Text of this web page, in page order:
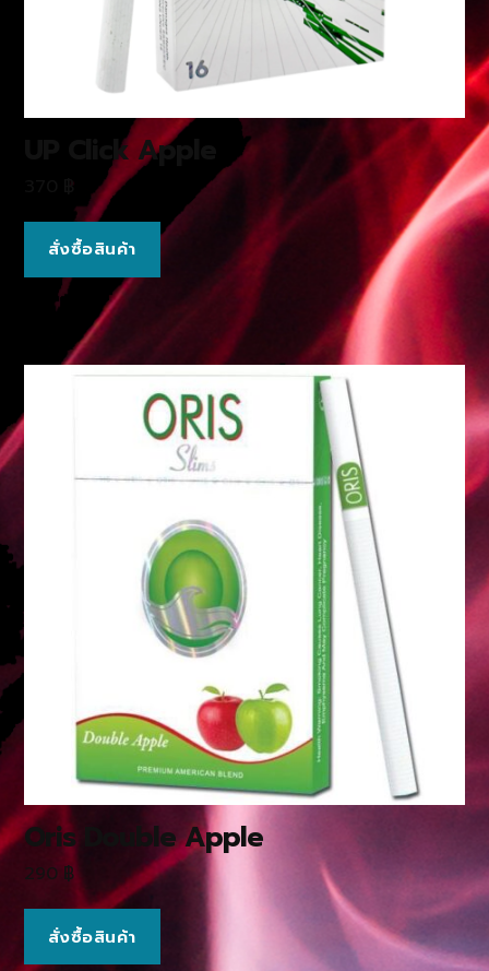
UP Click Apple
฿
สั่งซื้อสินค้า
Oris Double Apple
290 ฿
สั่งซื้อสินค้า